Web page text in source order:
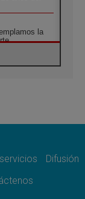
la
la Madre
Difusión